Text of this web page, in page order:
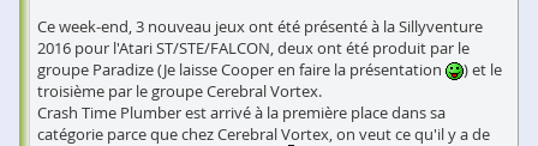
Ce week-end, 3 nouveau jeux ont été présenté à la Sillyventure
2016 pour l'Atari ST/STE/FALCON, deux ont été produit par le
groupe Paradize (Je laisse Cooper en faire la présentation
) et le
troisième par le groupe Cerebral Vortex.
Crash Time Plumber est arrivé à la première place dans sa
catégorie parce que chez Cerebral Vortex, on veut ce qu'il y a de